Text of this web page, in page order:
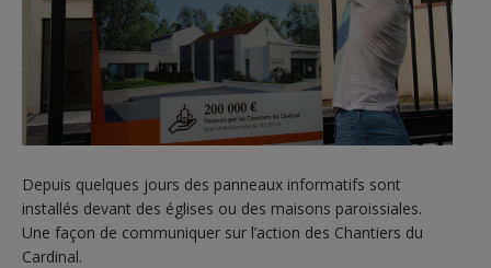
Depuis quelques jours des panneaux informatifs sont
installés devant des églises ou des maisons paroissiales.
Une façon de communiquer sur l’action des Chantiers du
Cardinal.